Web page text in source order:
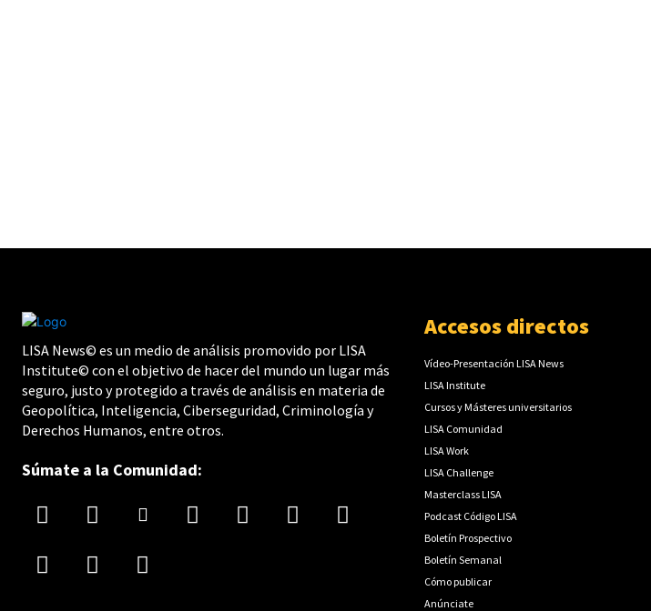
LISA News© es un medio de análisis promovido por LISA
Institute© con el objetivo de hacer del mundo un lugar más
seguro, justo y protegido a través de análisis en materia de
Geopolítica, Inteligencia, Ciberseguridad, Criminología y
Derechos Humanos, entre otros.
Súmate a la Comunidad:
Accesos directos
Vídeo-Presentación LISA News
LISA Institute
Cursos y Másteres universitarios
LISA Comunidad
LISA Work
LISA Challenge
Masterclass LISA
Podcast Código LISA
Boletín Prospectivo
Boletín Semanal
Cómo publicar
Anúnciate